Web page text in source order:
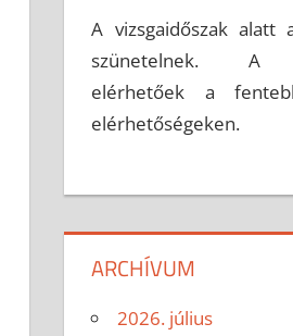
A vizsgaidőszak alatt
szünetelnek. A
elérhetőek a
elérhetőségeken.
ARCHÍVUM
2026. július